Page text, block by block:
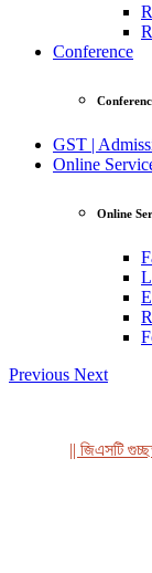
Conference
GST |
Online
Online
Previous Next
|| জিএসটি